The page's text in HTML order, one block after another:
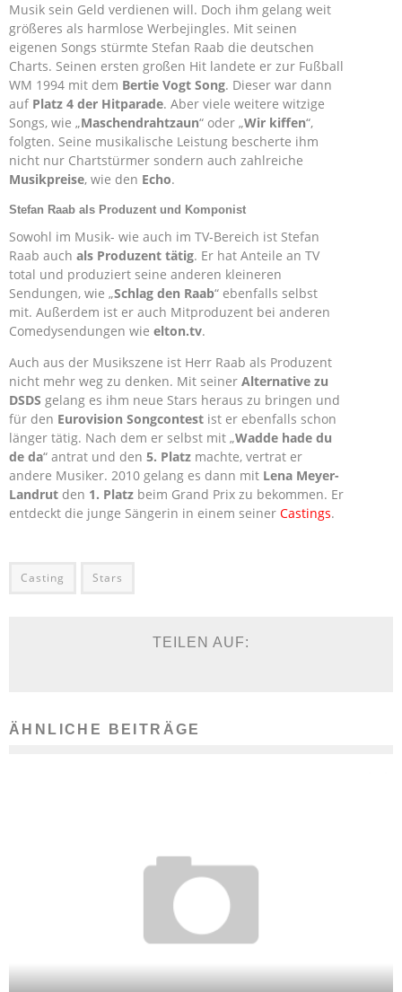
Musik sein Geld verdienen will. Doch ihm gelang weit
größeres als harmlose Werbejingles. Mit seinen
eigenen Songs stürmte Stefan Raab die deutschen
Charts. Seinen ersten großen Hit landete er zur Fußball
WM 1994 mit dem Bertie Vogt Song. Dieser war dann
auf Platz 4 der Hitparade. Aber viele weitere witzige
Songs, wie „Maschendrahtzaun“ oder „Wir kiffen“,
folgten. Seine musikalische Leistung bescherte ihm
nicht nur Chartstürmer sondern auch zahlreiche
Musikpreise, wie den Echo.
Stefan Raab als Produzent und Komponist
Sowohl im Musik- wie auch im TV-Bereich ist Stefan
Raab auch als Produzent tätig. Er hat Anteile an TV
total und produziert seine anderen kleineren
Sendungen, wie „Schlag den Raab“ ebenfalls selbst
mit. Außerdem ist er auch Mitproduzent bei anderen
Comedysendungen wie elton.tv.
Auch aus der Musikszene ist Herr Raab als Produzent
nicht mehr weg zu denken. Mit seiner Alternative zu
DSDS gelang es ihm neue Stars heraus zu bringen und
für den Eurovision Songcontest ist er ebenfalls schon
länger tätig. Nach dem er selbst mit „Wadde hade du
de da“ antrat und den 5. Platz machte, vertrat er
andere Musiker. 2010 gelang es dann mit Lena Meyer-
Landrut den 1. Platz beim Grand Prix zu bekommen. Er
entdeckt die junge Sängerin in einem seiner Castings.
Casting Stars
TEILEN AUF:
ÄHNLICHE BEITRÄGE